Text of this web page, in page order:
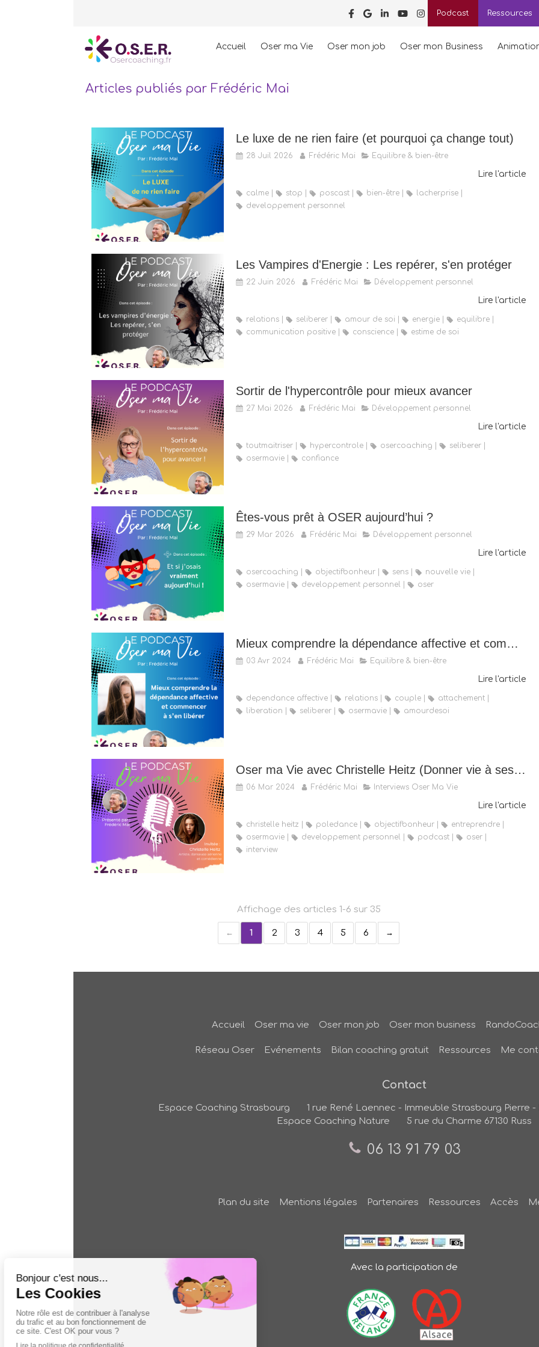
Ressources
Podcast
Accueil Oser ma Vie Oser mon job Oser mon Business
Articles publiés par Frédéric Mai
Le luxe de ne rien faire (et pourquoi ça change tout)
28 Juil 2026 Frédéric Mai Equilibre & bien-être
Lire l'article
calme stop poscast bien-être
lacherprise
developpement personnel
Les Vampires d'Energie : Les repérer, s'en protéger
22 Juin 2026 Frédéric Mai Développement personnel
Lire l'article
relations seliberer amour de soi energie
equilibre
communication positive
conscience estime de soi
Sortir de l'hypercontrôle pour mieux avancer
27 Mai 2026 Frédéric Mai Développement personnel
Lire l'article
toutmaitriser hypercontrole osercoaching
seliberer
osermavie
confiance
Êtes-vous prêt à OSER aujourd’hui ?
29 Mar 2026 Frédéric Mai Développement personnel
Lire l'article
osercoaching objectifbonheur sens
nouvelle vie
osermavie
developpement personnel oser
Mieux comprendre la dépendance affective et comment s’en sortir
03 Avr 2024 Frédéric Mai Equilibre & bien-être
Lire l'article
dependance affective relations couple
attachement
liberation
seliberer osermavie amourdesoi
Oser ma Vie avec Christelle Heitz (Donner vie à ses rêves)
06 Mar 2024 Frédéric Mai Interviews Oser Ma Vie
Lire l'article
christelle heitz poledance objectifbonheur
entreprendre
osermavie
developpement personnel podcast
oser
interview
Affichage des articles 1-6 sur 35
1 2 3 4 5 6
Accueil Oser ma vie Oser mon job Oser mon business
Réseau Oser Evénements Bilan coaching gratuit Ressources Me
Contact
Espace Coaching Strasbourg 1 rue René Laennec - Immeuble Strasbourg Pierre -
Espace Coaching Nature
5 rue du Charme 67130 Russ
06 13 91 79 03
Plan du site Mentions légales Partenaires Ressources Accès
Avec la participation de